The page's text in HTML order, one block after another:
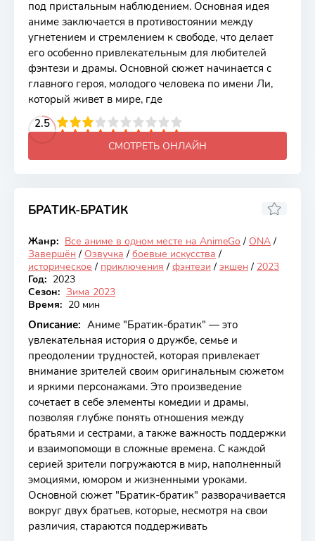
под пристальным наблюдением. Основная идея
аниме заключается в противостоянии между
угнетением и стремлением к свободе, что делает
его особенно привлекательным для любителей
фэнтези и драмы. Основной сюжет начинается с
главного героя, молодого человека по имени Ли,
который живет в мире, где
2.5
4 5 6 7 8 9 10
СМОТРЕТЬ ОНЛАЙН
БРАТИК-БРАТИК
Закончен
7.63
Жанр: Все аниме в одном месте на AnimeGo / ONA /
Завершён / Озвучка / боевые искусства /
историческое / приключения / фэнтези / экшен / 2023
Год: 2023
Сезон: Зима 2023
Время: 20 мин
Описание: Аниме "Братик-братик" — это
увлекательная история о дружбе, семье и
преодолении трудностей, которая привлекает
внимание зрителей своим оригинальным сюжетом
и яркими персонажами. Это произведение
сочетает в себе элементы комедии и драмы,
позволяя глубже понять отношения между
братьями и сестрами, а также важность поддержки
и взаимопомощи в сложные времена. С каждой
серией зрители погружаются в мир, наполненный
эмоциями, юмором и жизненными уроками.
Основной сюжет "Братик-братик" разворачивается
вокруг двух братьев, которые, несмотря на свои
различия, стараются поддерживать